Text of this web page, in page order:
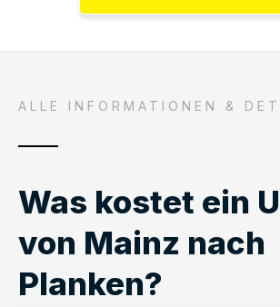
ALLE INFORMATIONEN &
Was kostet ein
von Mainz nach
Planken?